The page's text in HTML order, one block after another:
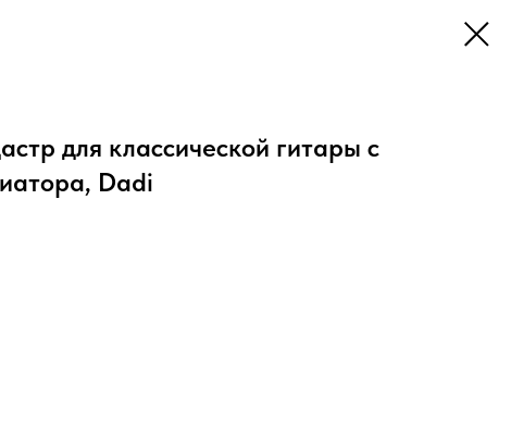
для классической гитары с
Dadi